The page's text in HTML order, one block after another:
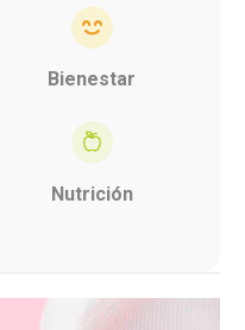
Bienestar
Nutrición